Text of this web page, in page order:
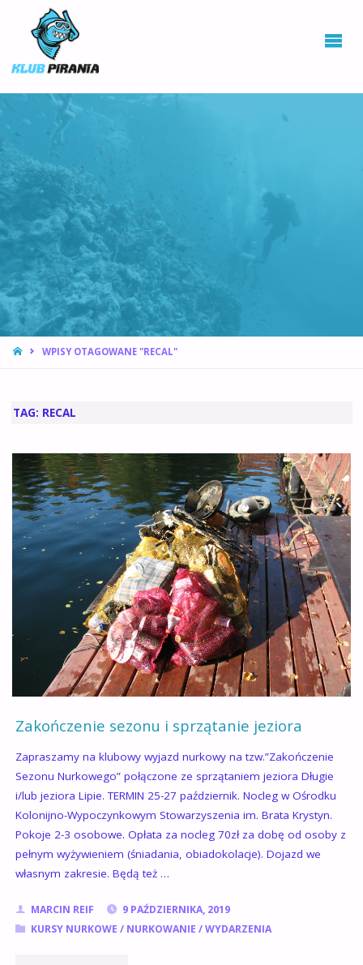
HOKEJ
STRONA
WPISY OTAGOWANE "RECAL"
TAG: RECAL
Zakończenie sezonu i sprzątanie jeziora
Zapraszamy na klubowy wyjazd nurkowy na tzw.”Zakończenie
Sezonu Nurkowego” połączone ze sprzątaniem jeziora Długie
i/lub jeziora Lipie. TERMIN 25-27 październik. Nocleg w Ośrodku
Kolonijno-Wypoczynkowym Stowarzyszenia im. Brata Krystyn.
Pokoje 2-3 osobowe. Opłata za nocleg 70zł za dobę od osoby z
pełnym wyżywieniem (śniadania, obiadokolacje). Dojazd we
własnym zakresie. Będą też …
MARCIN REIF
9 PAŹDZIERNIKA, 2019
KURSY NURKOWE / NURKOWANIE /WYDARZENIA